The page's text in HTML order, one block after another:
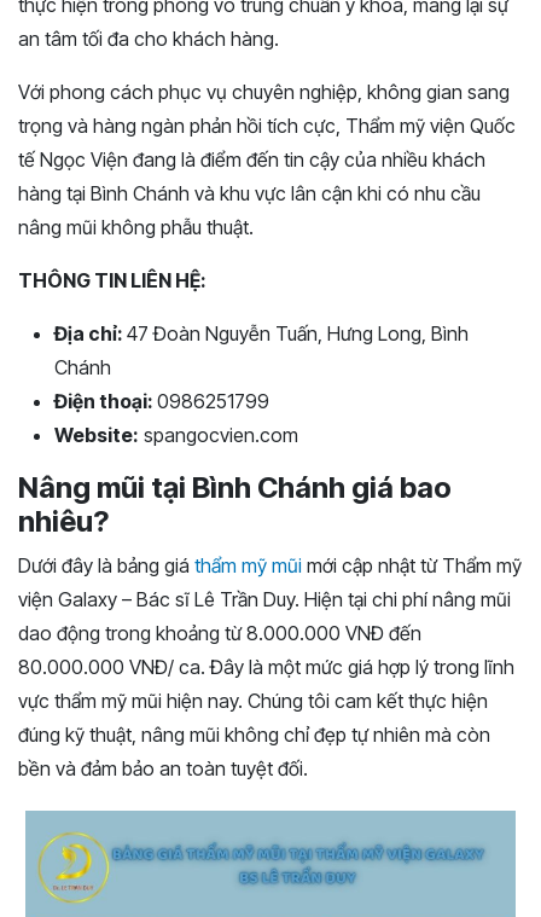
an tâm tối đa cho khách hàng.
Với phong cách phục vụ chuyên nghiệp, không gian sang
trọng và hàng ngàn phản hồi tích cực, Thẩm mỹ viện Quốc
tế Ngọc Viện đang là điểm đến tin cậy của nhiều khách
hàng tại Bình Chánh và khu vực lân cận khi có nhu cầu
nâng mũi không phẫu thuật.
THÔNG TIN LIÊN HỆ:
Địa chỉ: 47 Đoàn Nguyễn Tuấn, Hưng Long, Bình
Chánh
Điện thoại: 0986251799
Website: spangocvien.com
Nâng mũi tại Bình Chánh giá bao
nhiêu?
Dưới đây là bảng giá thẩm mỹ mũi mới cập nhật từ Thẩm mỹ
viện Galaxy – Bác sĩ Lê Trần Duy. Hiện tại chi phí nâng mũi
dao động trong khoảng từ 8.000.000 VNĐ đến
80.000.000 VNĐ/ ca. Đây là một mức giá hợp lý trong lĩnh
vực thẩm mỹ mũi hiện nay. Chúng tôi cam kết thực hiện
đúng kỹ thuật, nâng mũi không chỉ đẹp tự nhiên mà còn
bền và đảm bảo an toàn tuyệt đối.